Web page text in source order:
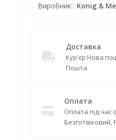
Виробник: Konig &
Доставка
Кур'єр Нова
Пошта
Оплата
Оплата під час
Безготівковий,